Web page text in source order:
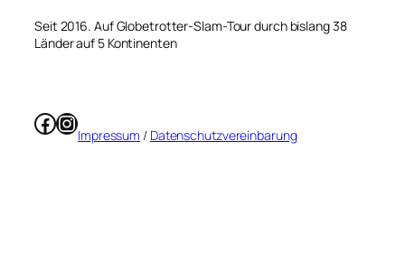
Seit 2016. Auf Globetrotter-Slam-Tour durch bislang 38
Länder auf 5 Kontinenten
Facebook
Instagram
Impressum / Datenschutzvereinbarung